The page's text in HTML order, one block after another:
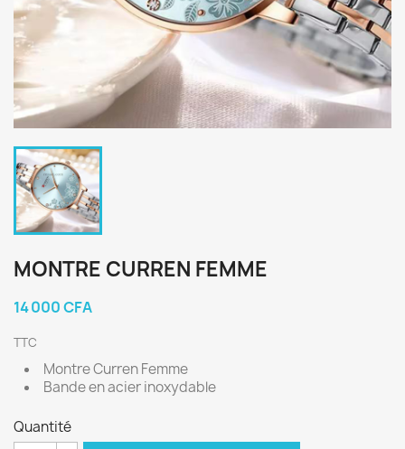
MONTRE CURREN FEMME
14 000 CFA
TTC
Montre Curren Femme
Bande en acier inoxydable
Quantité